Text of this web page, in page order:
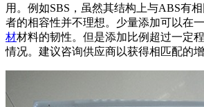
用。例如SBS，虽然其结构上与ABS有
者的相容性并不理想。少量添加可以在
材材料的韧性。但是添加比例超过一定
情况。建议咨询供应商以获得相匹配的增